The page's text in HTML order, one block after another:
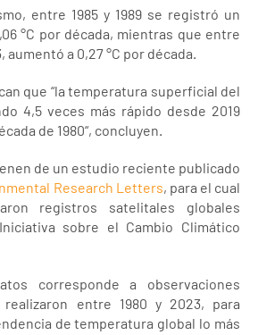
entre 1985 y 1989 se registró un
°C por década, mientras que entre
aumentó a 0,27 °C por década.
que “la temperatura superficial del
4,5 veces más rápido desde 2019
de 1980“, concluyen.
de un estudio reciente publicado
Research Letters, para el cual
registros satelitales globales
sobre el Cambio Climático
corresponde a observaciones
entre 1980 y 2023, para
de temperatura global lo más